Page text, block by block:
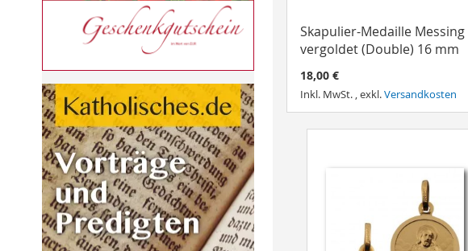
Skapulier-Medaille Messing
vergoldet (Double) 16 mm
18,00 €
Inkl. MwSt. ,exkl.Versandkosten